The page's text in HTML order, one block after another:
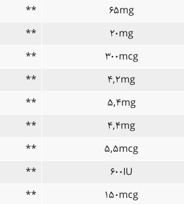
۶۵mg
**
۲۰mg
**
۳۰۰mcg
**
۴,۲mg
**
۵,۴mg
**
۴,۴mg
**
۵,۵mcg
**
۶۰۰IU
**
۱۵۰mcg
**